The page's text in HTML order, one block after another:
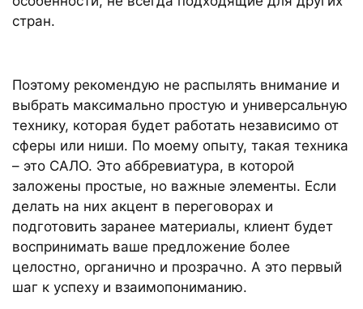
стран.
Поэтому рекомендую не распылять внимание и
выбрать максимально простую и универсальную
технику, которая будет работать независимо от
сферы или ниши. По моему опыту, такая техника
– это САЛО. Это аббревиатура, в которой
заложены простые, но важные элементы. Если
делать на них акцент в переговорах и
подготовить заранее материалы, клиент будет
воспринимать ваше предложение более
целостно, органично и прозрачно. А это первый
шаг к успеху и взаимопониманию.